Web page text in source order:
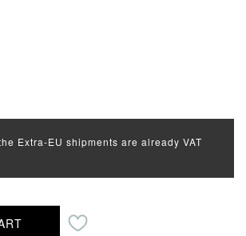
Extra-EU shipments are already VAT